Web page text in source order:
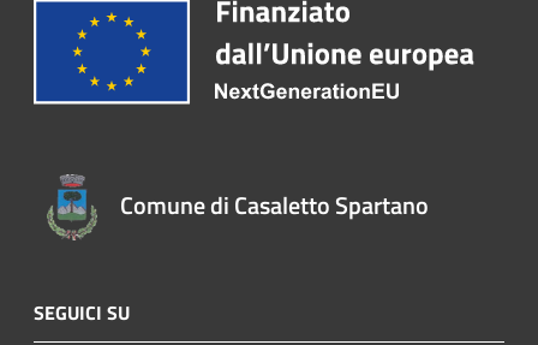
Comune di Casaletto Spartano
SEGUICI SU